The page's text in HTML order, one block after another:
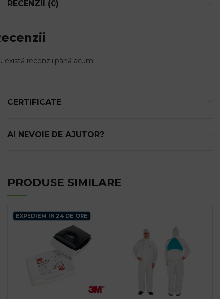
RECENZII (0)
există recenzii până acum.
CERTIFICATE
AI NEVOIE DE AJUTOR?
PRODUSE SIMILARE
EXPEDIEM IN 24 DE ORE